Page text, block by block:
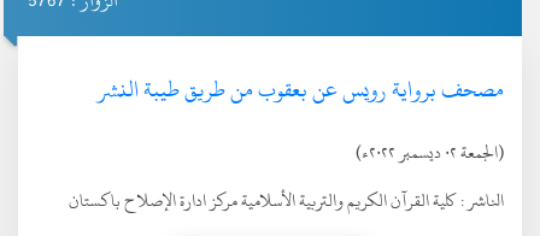
مصحف برواية رويس عن بعقوب من طريق طيبة النشر
(الجمعة ٠٢ ديسمبر ٢٠٢٢ء)
الناشر :كلية القرآن الكريم والتربية الأسلامية مركز ادارة الإصلاح باكستان